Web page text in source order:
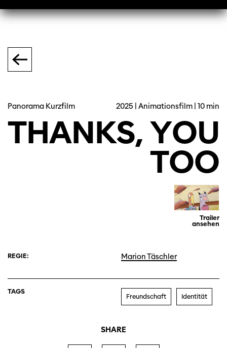
Panorama Kurzfilm 2025 | Animationsfilm | 10 min
THANKS,YOU
TOO
Trailer
ansehen
REGIE: Marion Täschler
TAGS
Freundschaft Identität
SHARE